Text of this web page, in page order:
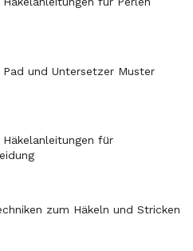
Pad und Untersetzer Muster
für
zum Häkeln und Stricken